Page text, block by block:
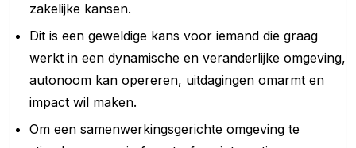
zakelijke kansen.
Dit is een geweldige kans voor iemand die graag
werkt in een dynamische en veranderlijke omgeving,
autonoom kan opereren, uitdagingen omarmt en
impact wil maken.
Om een samenwerkingsgerichte omgeving te